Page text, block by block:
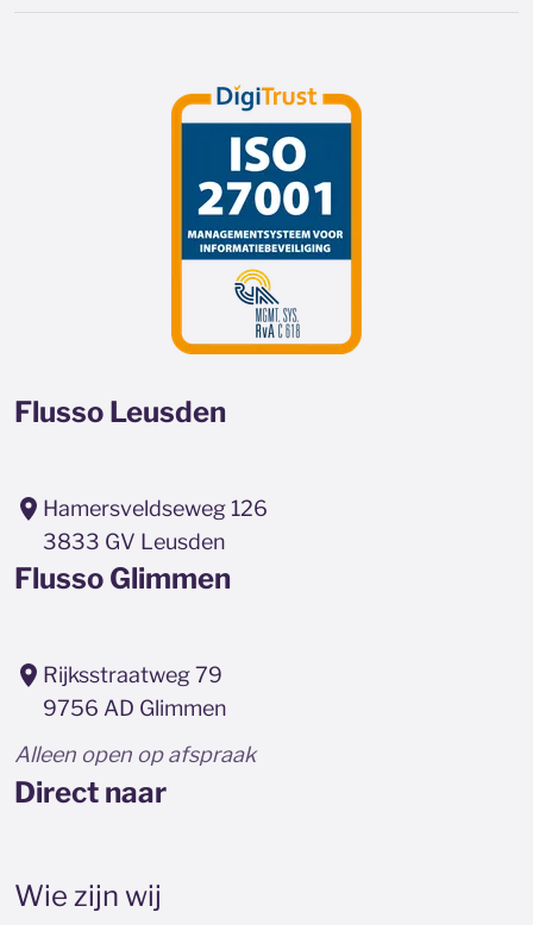
Flusso Leusden
Hamersveldseweg 126
3833 GV Leusden
Flusso Glimmen
Rijksstraatweg 79
9756 AD Glimmen
Alleen open op afspraak
Direct naar
Wie zijn wij